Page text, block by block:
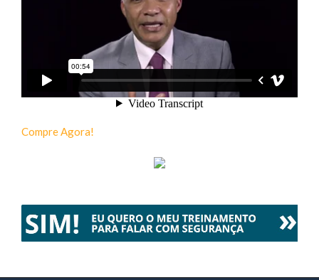
Compre Agora!